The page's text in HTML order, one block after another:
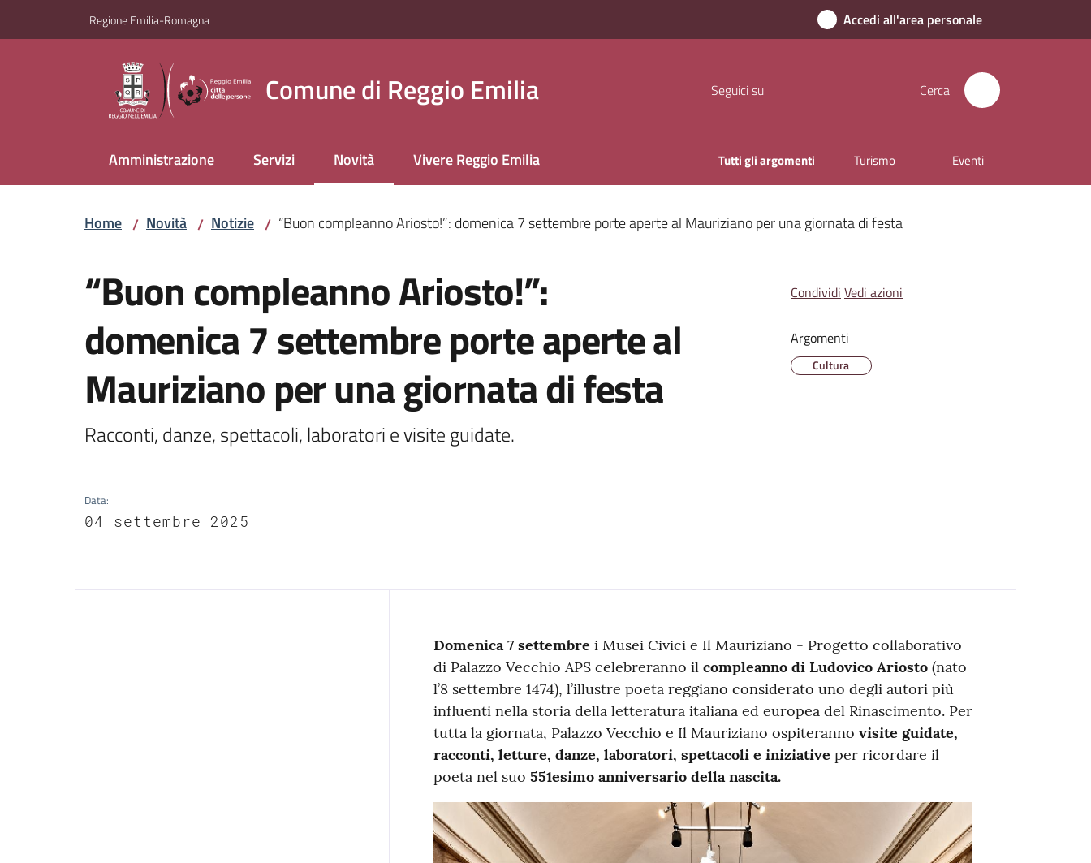
Regione Emilia-Romagna Accedi all'area personale
Comune di Reggio Emilia Seguici su Cerca
Amministrazione Servizi Novità
Menu selezionatoVivere Reggio Emilia Tutti gli argomenti Turismo Eventi
Home / Novità / Notizie / “Buon compleanno Ariosto!”: domenica 7 settembre porte aperte al Mauriziano per una giornata di festa
“Buon compleanno Ariosto!”:
domenica 7 settembre porte aperte al
Mauriziano per una giornata di festa
Racconti, danze, spettacoli, laboratori e visite guidate.
Data:
04 settembre 2025
Condividi Vedi azioni
Argomenti
Cultura
Contenuto
Domenica 7 settembre i Musei Civici e Il Mauriziano - Progetto collaborativo
di Palazzo Vecchio APS celebreranno il compleanno di Ludovico Ariosto(nato
l’8 settembre 1474), l’illustre poeta reggiano considerato uno degli autori più
influenti nella storia della letteratura italiana ed europea del Rinascimento. Per
tutta la giornata, Palazzo Vecchio e Il Mauriziano ospiteranno visite guidate,
racconti, letture, danze, laboratori, spettacoli e iniziative per ricordare il
poeta nel suo 551esimo anniversario della nascita.